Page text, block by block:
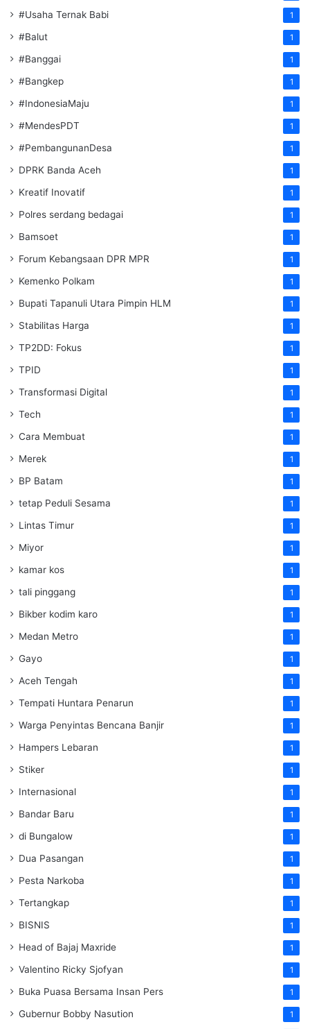
#Usaha Ternak Babi 1
#Balut 1
#Banggai 1
#Bangkep 1
#IndonesiaMaju 1
#MendesPDT 1
#PembangunanDesa 1
DPRK Banda Aceh 1
Kreatif Inovatif 1
Polres serdang bedagai 1
Bamsoet 1
Forum Kebangsaan DPR MPR 1
Kemenko Polkam 1
‎Bupati Tapanuli Utara Pimpin HLM 1
Stabilitas Harga 1
TP2DD: Fokus 1
TPID 1
Transformasi Digital 1
Tech 1
Cara Membuat 1
Merek 1
BP Batam 1
tetap Peduli Sesama 1
Lintas Timur 1
Miyor 1
kamar kos 1
tali pinggang 1
Bikber kodim karo 1
Medan Metro 1
Gayo 1
Aceh Tengah 1
Tempati Huntara Penarun 1
Warga Penyintas Bencana Banjir 1
Hampers Lebaran 1
Stiker 1
Internasional 1
Bandar Baru 1
di Bungalow 1
Dua Pasangan 1
Pesta Narkoba 1
Tertangkap 1
BISNIS 1
Head of Bajaj Maxride 1
Valentino Ricky Sjofyan 1
Buka Puasa Bersama Insan Pers 1
Gubernur Bobby Nasution 1